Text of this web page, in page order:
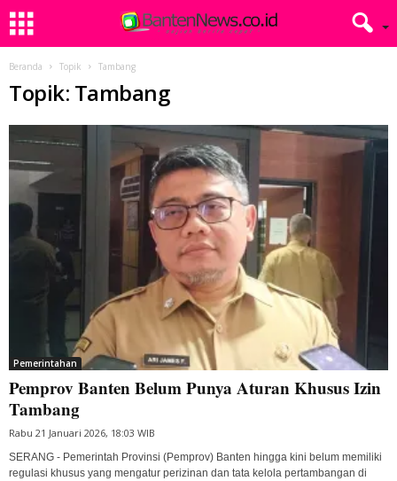
Beranda Topik Tambang
Topik: Tambang
Pemerintahan
Pemprov Banten Belum Punya Aturan Khusus Izin
Tambang
Rabu 21 Januari 2026, 18:03 WIB
SERANG - Pemerintah Provinsi (Pemprov) Banten hingga kini belum memiliki
regulasi khusus yang mengatur perizinan dan tata kelola pertambangan di